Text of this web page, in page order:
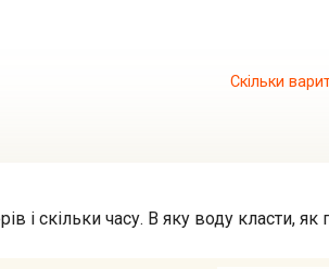
Скільки
і скільки часу. В яку воду класти,